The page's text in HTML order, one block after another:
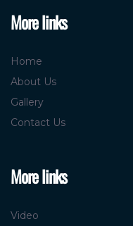
More links
Home
About Us
Gallery
More links